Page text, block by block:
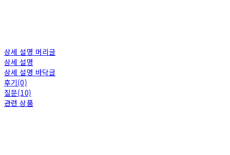
상세 설명 머리글
상세 설명
상세 설명 바닥글
후기(0)
질문(10)
관련 상품